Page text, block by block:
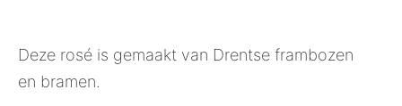
Deze rosé is gemaakt van Drentse frambozen
en bramen.